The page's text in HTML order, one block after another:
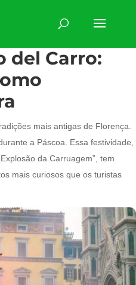
del Carro:
mais antigas de Florença.
a Páscoa. Essa festividade,
da Carruagem”, tem
mais curiosos que os turistas